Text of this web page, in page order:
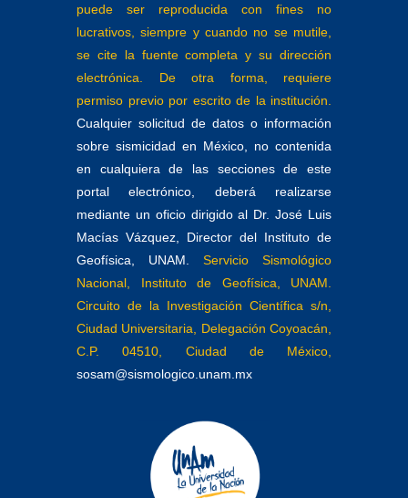
puede ser reproducida con fines no
lucrativos, siempre y cuando no se mutile,
se cite la fuente completa y su dirección
electrónica. De otra forma, requiere
permiso previo por escrito de la institución.
Cualquier solicitud de datos o información
sobre sismicidad en México, no contenida
en cualquiera de las secciones de este
portal electrónico, deberá realizarse
mediante un oficio dirigido al Dr. José Luis
Macías Vázquez, Director del Instituto de
Geofísica, UNAM.
Servicio Sismológico
Nacional, Instituto de Geofísica, UNAM.
Circuito de la Investigación Científica s/n,
Ciudad Universitaria, Delegación Coyoacán,
C.P. 04510, Ciudad de México,
sosam@sismologico.unam.mx